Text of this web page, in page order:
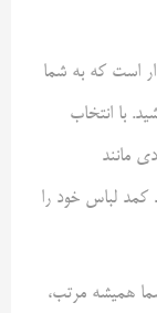
است که به شما
با انتخاب
مانند
کمد لباس خود را
همیشه مرتب،